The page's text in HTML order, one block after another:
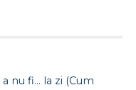
a nu fi… la zi (Cum